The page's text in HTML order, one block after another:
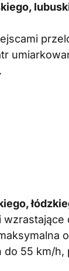
55 km/h,